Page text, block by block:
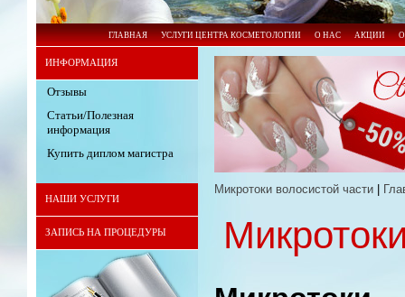
ГЛАВНАЯ УСЛУГИ ЦЕНТРА КОСМЕТОЛОГИИ О НАС АКЦИИ
ИНФОРМАЦИЯ
Отзывы
Статьи/Полезная
информация
Купить диплом магистра
НАШИ УСЛУГИ
ЗАПИСЬ НА ПРОЦЕДУРЫ
Микротоки волосистой части